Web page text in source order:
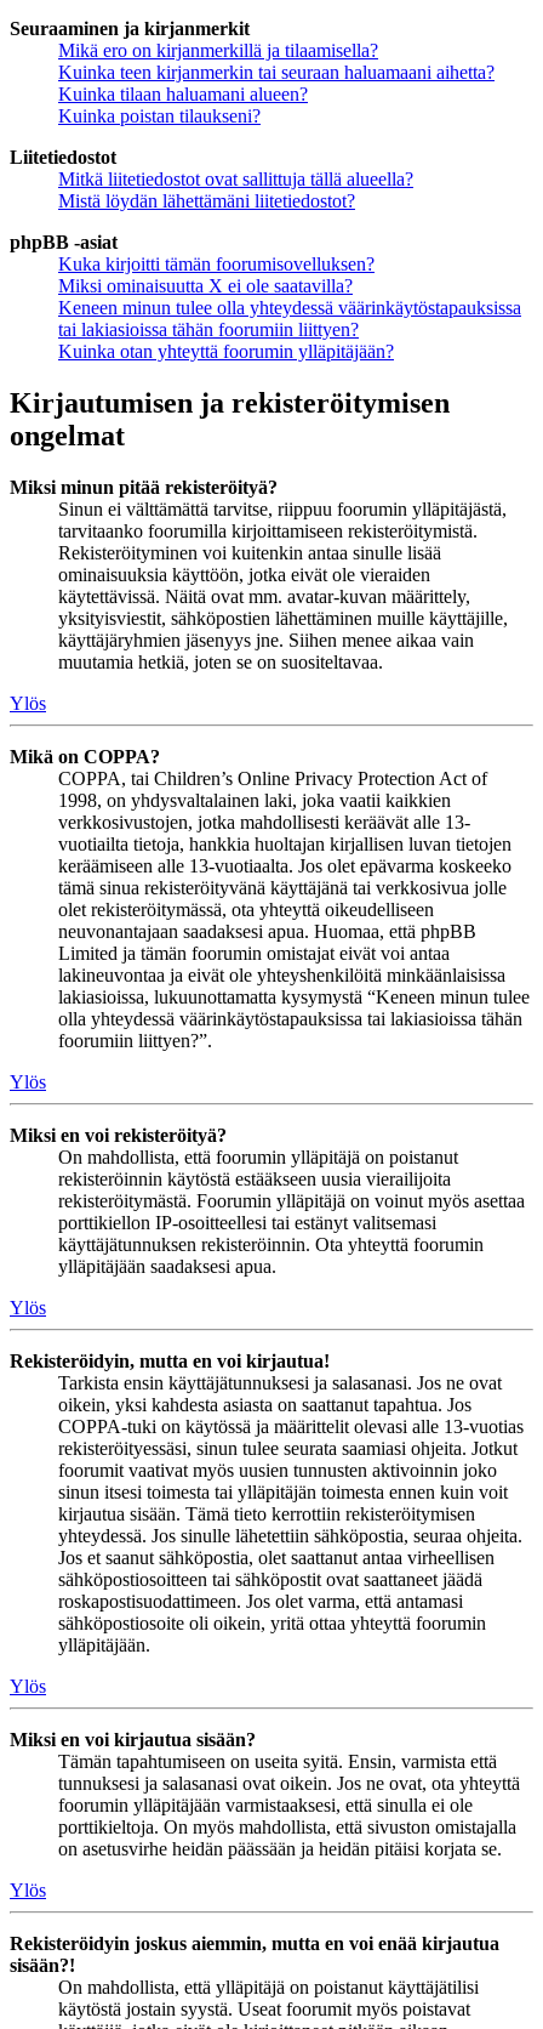
Seuraaminen ja kirjanmerkit
Mikä ero on kirjanmerkillä ja tilaamisella?
Kuinka teen kirjanmerkin tai seuraan haluamaani aihetta?
Kuinka tilaan haluamani alueen?
Kuinka poistan tilaukseni?
Liitetiedostot
Mitkä liitetiedostot ovat sallittuja tällä alueella?
Mistä löydän lähettämäni liitetiedostot?
phpBB -asiat
Kuka kirjoitti tämän foorumisovelluksen?
Miksi ominaisuutta X ei ole saatavilla?
Keneen minun tulee olla yhteydessä väärinkäytöstapauksissa
tai lakiasioissa tähän foorumiin liittyen?
Kuinka otan yhteyttä foorumin ylläpitäjään?
Kirjautumisen ja rekisteröitymisen
ongelmat
Miksi minun pitää rekisteröityä?
Sinun ei välttämättä tarvitse, riippuu foorumin ylläpitäjästä,
tarvitaanko foorumilla kirjoittamiseen rekisteröitymistä.
Rekisteröityminen voi kuitenkin antaa sinulle lisää
ominaisuuksia käyttöön, jotka eivät ole vieraiden
käytettävissä. Näitä ovat mm. avatar-kuvan määrittely,
yksityisviestit, sähköpostien lähettäminen muille käyttäjille,
käyttäjäryhmien jäsenyys jne. Siihen menee aikaa vain
muutamia hetkiä, joten se on suositeltavaa.
Ylös
Mikä on COPPA?
COPPA, tai Children’s Online Privacy Protection Act of
1998, on yhdysvaltalainen laki, joka vaatii kaikkien
verkkosivustojen, jotka mahdollisesti keräävät alle 13-
vuotiailta tietoja, hankkia huoltajan kirjallisen luvan tietojen
keräämiseen alle 13-vuotiaalta. Jos olet epävarma koskeeko
tämä sinua rekisteröityvänä käyttäjänä tai verkkosivua jolle
olet rekisteröitymässä, ota yhteyttä oikeudelliseen
neuvonantajaan saadaksesi apua. Huomaa, että phpBB
Limited ja tämän foorumin omistajat eivät voi antaa
lakineuvontaa ja eivät ole yhteyshenkilöitä minkäänlaisissa
lakiasioissa, lukuunottamatta kysymystä “Keneen minun tulee
olla yhteydessä väärinkäytöstapauksissa tai lakiasioissa tähän
foorumiin liittyen?”.
Ylös
Miksi en voi rekisteröityä?
On mahdollista, että foorumin ylläpitäjä on poistanut
rekisteröinnin käytöstä estääkseen uusia vierailijoita
rekisteröitymästä. Foorumin ylläpitäjä on voinut myös asettaa
porttikiellon IP-osoitteellesi tai estänyt valitsemasi
käyttäjätunnuksen rekisteröinnin. Ota yhteyttä foorumin
ylläpitäjään saadaksesi apua.
Ylös
Rekisteröidyin, mutta en voi kirjautua!
Tarkista ensin käyttäjätunnuksesi ja salasanasi. Jos ne ovat
oikein, yksi kahdesta asiasta on saattanut tapahtua. Jos
COPPA-tuki on käytössä ja määrittelit olevasi alle 13-vuotias
rekisteröityessäsi, sinun tulee seurata saamiasi ohjeita. Jotkut
foorumit vaativat myös uusien tunnusten aktivoinnin joko
sinun itsesi toimesta tai ylläpitäjän toimesta ennen kuin voit
kirjautua sisään. Tämä tieto kerrottiin rekisteröitymisen
yhteydessä. Jos sinulle lähetettiin sähköpostia, seuraa ohjeita.
Jos et saanut sähköpostia, olet saattanut antaa virheellisen
sähköpostiosoitteen tai sähköpostit ovat saattaneet jäädä
roskapostisuodattimeen. Jos olet varma, että antamasi
sähköpostiosoite oli oikein, yritä ottaa yhteyttä foorumin
ylläpitäjään.
Ylös
Miksi en voi kirjautua sisään?
Tämän tapahtumiseen on useita syitä. Ensin, varmista että
tunnuksesi ja salasanasi ovat oikein. Jos ne ovat, ota yhteyttä
foorumin ylläpitäjään varmistaaksesi, että sinulla ei ole
porttikieltoja. On myös mahdollista, että sivuston omistajalla
on asetusvirhe heidän päässään ja heidän pitäisi korjata se.
Ylös
Rekisteröidyin joskus aiemmin, mutta en voi enää kirjautua
sisään?!
On mahdollista, että ylläpitäjä on poistanut käyttäjätilisi
käytöstä jostain syystä. Useat foorumit myös poistavat